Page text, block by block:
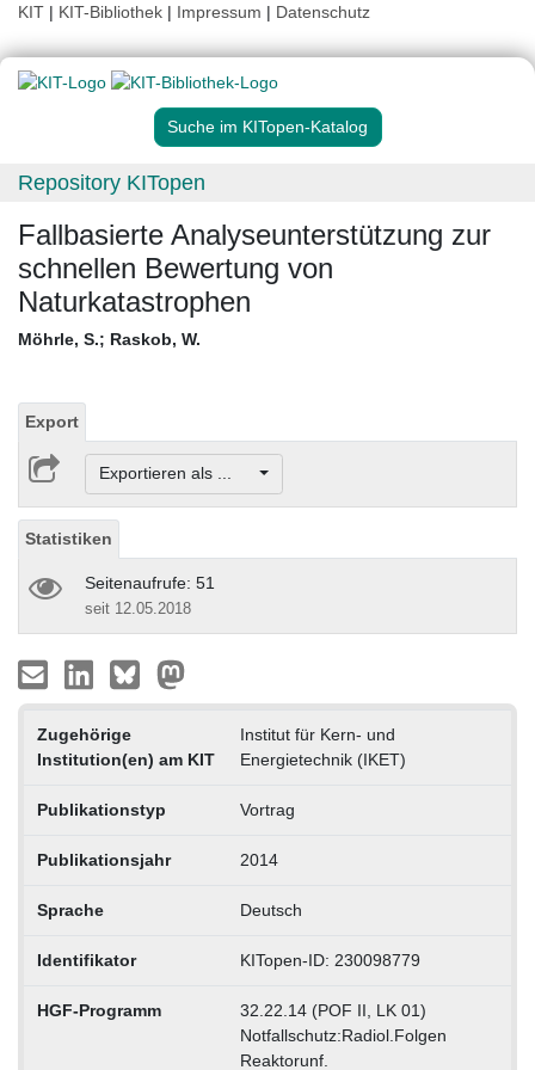
KIT | KIT-Bibliothek | Impressum | Datenschutz
Suche im KITopen-Katalog
Repository KITopen
Fallbasierte Analyseunterstützung zur
schnellen Bewertung von
Naturkatastrophen
Möhrle, S.; Raskob, W.
Export
Exportieren als ...
Statistiken
Seitenaufrufe: 51
seit 12.05.2018
Zugehörige
Institution(en) am KIT
Institut für Kern- und
Energietechnik (IKET)
Publikationstyp Vortrag
Publikationsjahr 2014
Sprache Deutsch
Identifikator KITopen-ID: 230098779
HGF-Programm
32.22.14 (POF II, LK 01)
Notfallschutz:Radiol.Folgen
Reaktorunf.